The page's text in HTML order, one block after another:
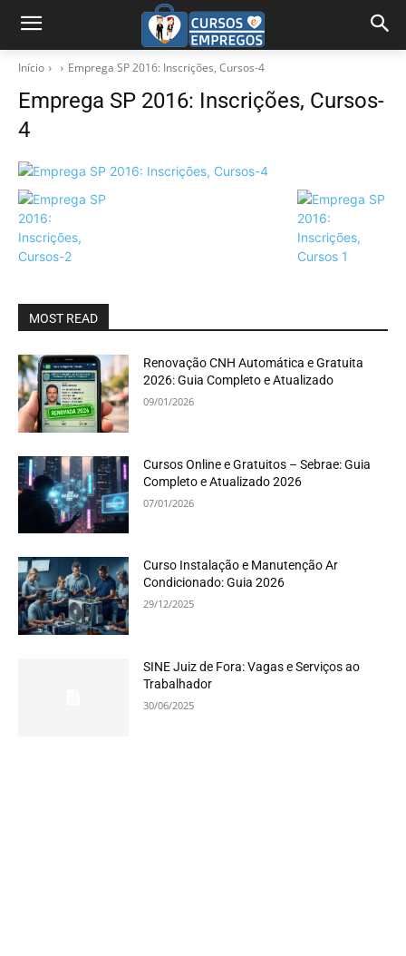
Início Emprega SP 2016: Inscrições, Cursos-4
Emprega SP 2016: Inscrições, Cursos-
4
MOST READ
Renovação CNH Automática e Gratuita
2026: Guia Completo e Atualizado
09/01/2026
Cursos Online e Gratuitos – Sebrae: Guia
Completo e Atualizado 2026
07/01/2026
Curso Instalação e Manutenção Ar
Condicionado: Guia 2026
29/12/2025
SINE Juiz de Fora: Vagas e Serviços ao
Trabalhador
30/06/2025